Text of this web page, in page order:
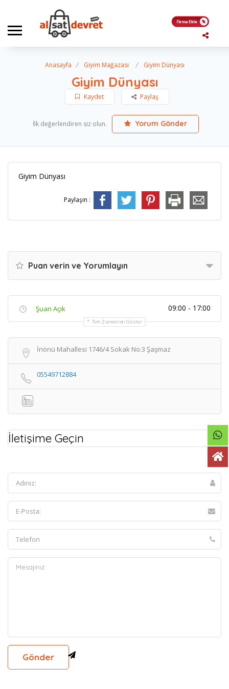
Anasayfa Giyim Mağazası Giyim Dünyası
Giyim Dünyası
Kaydet Paylaş
İlk değerlendiren siz olun. Yorum Gönder
Giyim Dünyası
Paylaşın :
Puan verin ve Yorumlayın
Şuan Açık 09:00 - 17:00
Tüm Zamanları Göster
İnönü Mahallesi 1746/4 Sokak No:3 Şaşmaz
05549712884
İletişime Geçin